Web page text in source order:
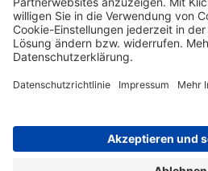
Impressum Datenschutz